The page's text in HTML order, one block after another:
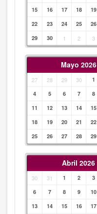
15
16 17 18 19
22
23 24 25 26
29
30 1 2 3
Mayo 2026
27 28 29 30 1
4
5 6 7 8
11
12 13 14 15
18
19 20 21 22
25
26 27 28 29
Abril 2026
30 31 1 2 3
6
7 8 9 10
13
14 15 16 17